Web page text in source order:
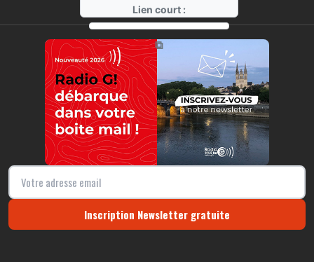
Lien court :
https://radio-g.fr?10853
⧉
Inscription Newsletter gratuite